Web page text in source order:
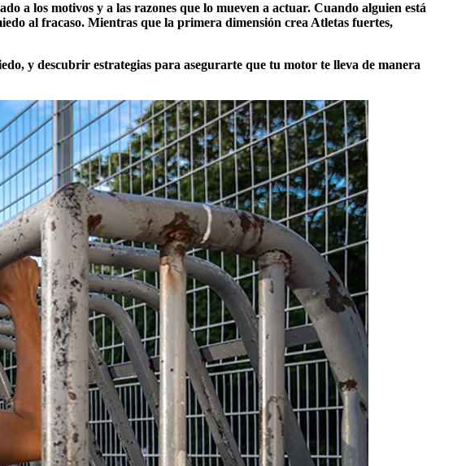
a los motivos y a las razones que lo mueven a actuar. Cuando alguien está
al fracaso. Mientras que la primera dimensión crea Atletas fuertes,
y descubrir estrategias para asegurarte que tu motor te lleva de manera